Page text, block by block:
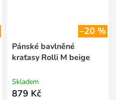
–20 %
Pánské bavlněné
kraťasy Rolli M beige
Skladem
879 Kč